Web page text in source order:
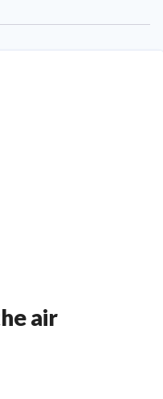
air